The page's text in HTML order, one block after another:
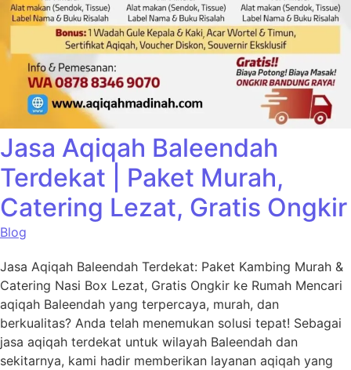
Jasa Aqiqah Baleendah
Terdekat | Paket Murah,
Catering Lezat, Gratis Ongkir
Blog
Jasa Aqiqah Baleendah Terdekat: Paket Kambing Murah &
Catering Nasi Box Lezat, Gratis Ongkir ke Rumah Mencari
aqiqah Baleendah yang terpercaya, murah, dan
berkualitas? Anda telah menemukan solusi tepat! Sebagai
jasa aqiqah terdekat untuk wilayah Baleendah dan
sekitarnya, kami hadir memberikan layanan aqiqah yang